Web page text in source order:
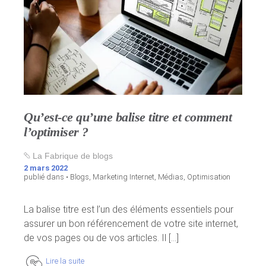
Qu’est-ce qu’une balise titre et comment
l’optimiser ?
La Fabrique de blogs
2 mars 2022
publié dans • Blogs, Marketing Internet, Médias, Optimisation
La balise titre est l’un des éléments essentiels pour
assurer un bon référencement de votre site internet,
de vos pages ou de vos articles. Il [...]
Lire la suite